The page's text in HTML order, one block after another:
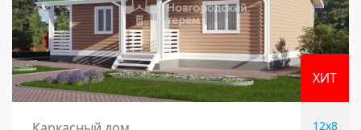
ХИТ
12x8